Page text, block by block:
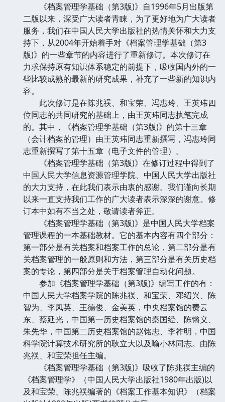
《档案管理学基础（第3版)》自1996年5月出版第
二版以来，深受广大读者青睐，为了更好地为广大读者
服务，我们在中国人民大学出版社的热情关怀和大力支
持下，从2004年开始着手对《档案管理学基础（第3
版)》的一些章节的内容进行了重新修订。本次修订在
力求保持原有知识体系稳定的前提下，吸收国内外的一
些比较成熟的最新的研究成果，补充了一些新的知识内
容。
此次修订是在陈兆祦、和宝荣、冯惠玲、王英玮四
位同志的共同研究的基础上，由王英玮同志执笔完成
的。其中，《档案管理学基础（第3版)》的第十三章
（会计档案的管理）由王英玮同志重新撰写，冯惠玲同
志重新撰写了第十五章（电子文件的管理）。
《档案管理学基础（第3版)》在修订过程中得到了
中国人民大学信息资源管理学院、中国人民大学出版社
的大力支持，在此我们表示由衷的感谢。我们谨向长期
以来一直支持我们工作的广大读者表示深深的谢意。修
订本中如有不当之处，敬请读者斧正。
《档案管理学基础（第3版)》是中国人民大学档案
管理课程的一本基础教材。它的基本内容有四个部分：
第一部分是有关档案和档案工作的总论，第二部分是有
关档案管理的一般原则和方法，第三部分是有关历史档
案的专论，第四部分是关于档案管理自动化问题。
参加《档案管理学基础（第3版)》编写工作的有：
中国人民大学档案学院的陈兆祦、和宝荣、邓绍兴、陈
智为、李凤英、王德俊、金美英，中央档案馆的费云
东、蔡延光，中国第一历史档案馆的秦国经、陈锵义、
朱先华，中国第二历史档案馆的赵铭忠、李祚明，中国
科学院计算技术研究所的耿立大以及喻小林同志。由陈
兆祦、和宝荣担任主编。
《档案管理学基础（第3版)》吸收了陈兆祦主编的
《档案管理学》（中国人民大学出版社1980年出版)以
及和宝荣、陈兆祦编著的《档案工作基本知识》（档案